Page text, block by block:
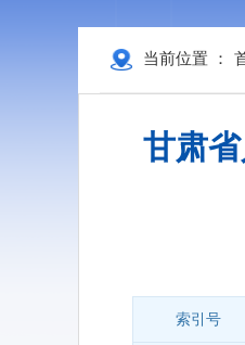
当前位置 ：
甘肃
索引号